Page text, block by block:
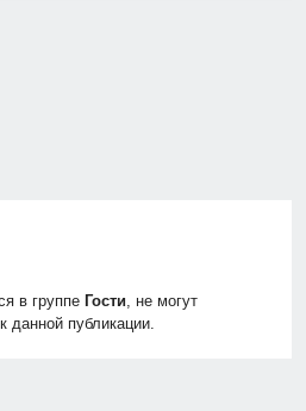
в группе Гости, не могут
данной публикации.